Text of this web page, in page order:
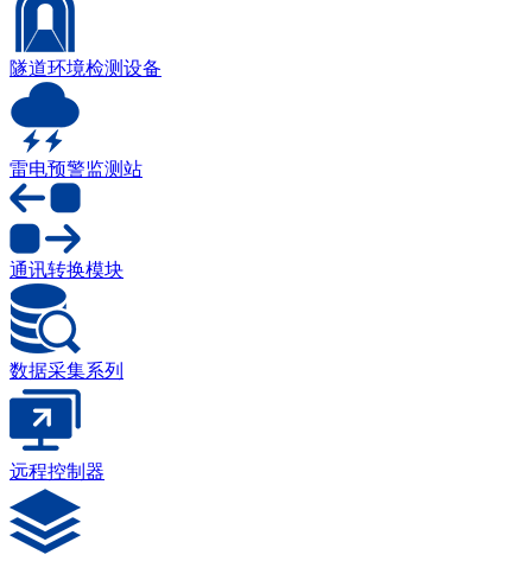
隧道环境检测设备
雷电预警监测站
通讯转换模块
数据采集系列
远程控制器